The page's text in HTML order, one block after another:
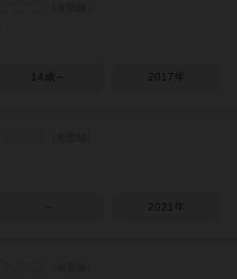
14歳～ 2017年
2021年